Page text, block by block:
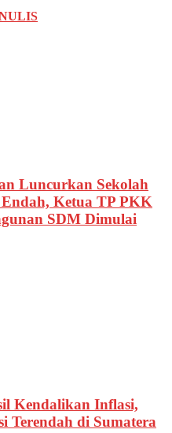
Luncurkan Sekolah
Ketua TP PKK
SDM Dimulai
Kendalikan Inflasi,
Terendah di Sumatera